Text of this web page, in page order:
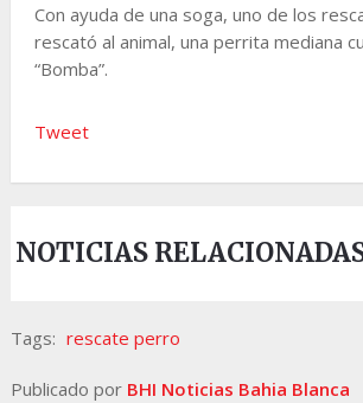
Con ayuda de una soga, uno de los
rescató al animal, una perrita mediana
“Bomba”.
Tweet
NOTICIAS
Tags: rescate perro
Publicado por BHI Noticias Bahia Blanca